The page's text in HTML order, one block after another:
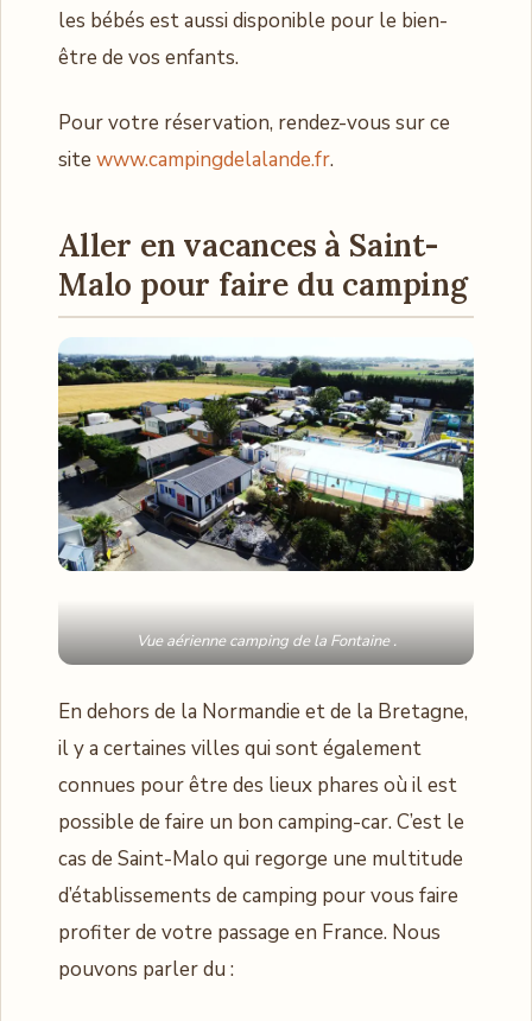
les bébés est aussi disponible pour le bien-
être de vos enfants.
Pour votre réservation, rendez-vous sur ce
site www.campingdelalande.fr.
Aller en vacances à Saint-
Malo pour faire du camping
Vue aérienne camping de la Fontaine .
En dehors de la Normandie et de la Bretagne,
il y a certaines villes qui sont également
connues pour être des lieux phares où il est
possible de faire un bon camping-car. C’est le
cas de Saint-Malo qui regorge une multitude
d’établissements de camping pour vous faire
profiter de votre passage en France. Nous
pouvons parler du :